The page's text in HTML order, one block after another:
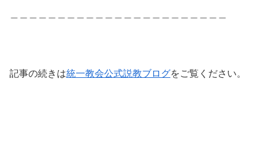
記事の続きは統一教会公式説教ブログをご覧ください。